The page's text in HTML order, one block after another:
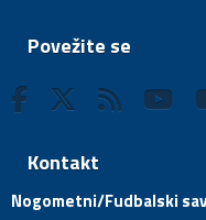
Povežite se
Kontakt
Nogometni/Fudbalski